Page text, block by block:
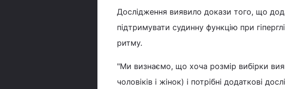
Дослідження виявило докази того, що
підтримувати судинну функцію при
ритму.
"Ми визнаємо, що хоча розмір вибірки
чоловіків і жінок) і потрібні додаткові